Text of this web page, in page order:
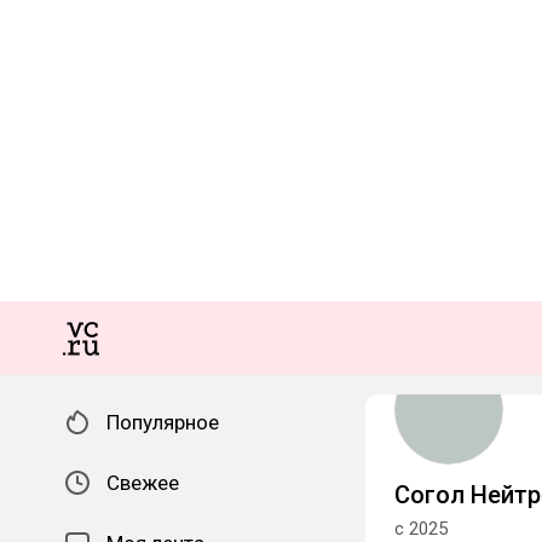
Популярное
Свежее Согол
с 2025